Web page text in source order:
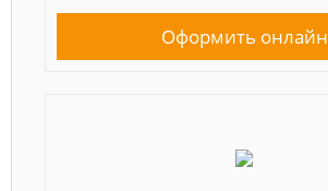
Оформить онлайн